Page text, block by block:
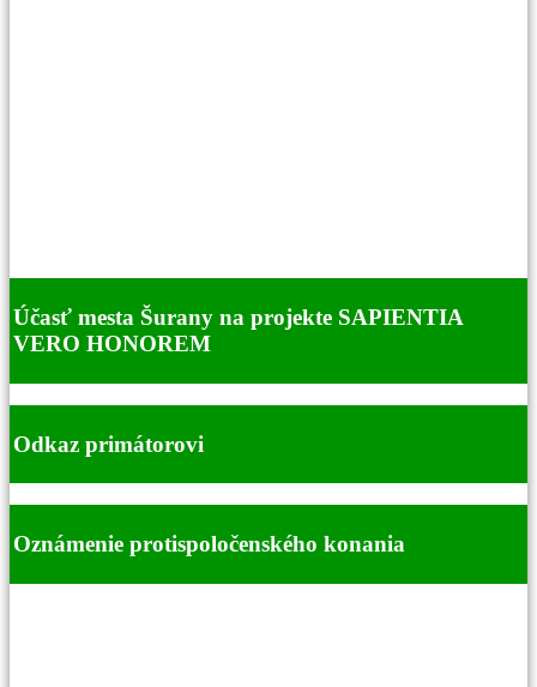
Účasť mesta Šurany na projekte SAPIENTIA
VERO HONOREM
Odkaz primátorovi
Oznámenie protispoločenského konania